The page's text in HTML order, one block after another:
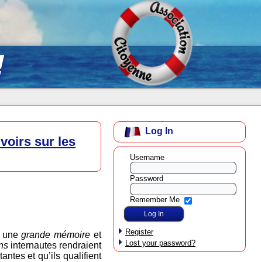
sur les
unegrande mémoire et
internautes rendraient
et qu’ils qualifient
Log In
Username
Password
Remember Me
Register
Lost your password?